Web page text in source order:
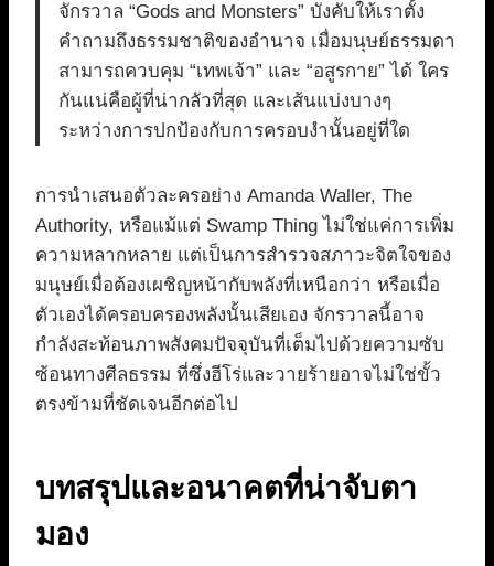
จักรวาล “Gods and Monsters” บังคับให้เราตั้ง
คำถามถึงธรรมชาติของอำนาจ เมื่อมนุษย์ธรรมดา
สามารถควบคุม “เทพเจ้า” และ “อสูรกาย” ได้ ใคร
กันแน่คือผู้ที่น่ากลัวที่สุด และเส้นแบ่งบางๆ
ระหว่างการปกป้องกับการครอบงำนั้นอยู่ที่ใด
การนำเสนอตัวละครอย่าง Amanda Waller, The
Authority, หรือแม้แต่ Swamp Thing ไม่ใช่แค่การเพิ่ม
ความหลากหลาย แต่เป็นการสำรวจสภาวะจิตใจของ
มนุษย์เมื่อต้องเผชิญหน้ากับพลังที่เหนือกว่า หรือเมื่อ
ตัวเองได้ครอบครองพลังนั้นเสียเอง จักรวาลนี้อาจ
กำลังสะท้อนภาพสังคมปัจจุบันที่เต็มไปด้วยความซับ
ซ้อนทางศีลธรรม ที่ซึ่งฮีโร่และวายร้ายอาจไม่ใช่ขั้ว
ตรงข้ามที่ชัดเจนอีกต่อไป
บทสรุปและอนาคตที่น่าจับตา
มอง